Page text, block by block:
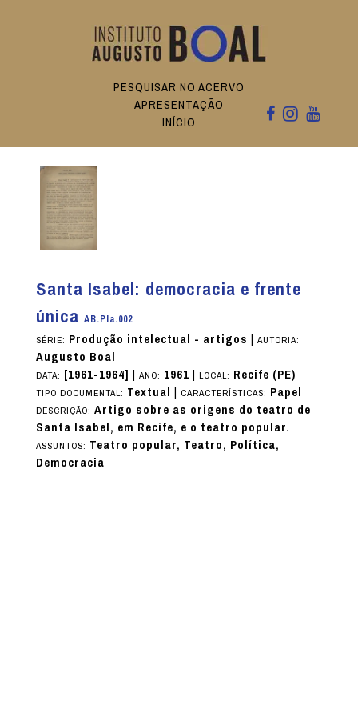
PESQUISAR NO ACERVO
APRESENTAÇÃO
INÍCIO
Santa Isabel: democracia e frente
única AB.PIa.002
SÉRIE: Produção intelectual - artigos | AUTORIA:
Augusto Boal
DATA: [1961-1964] | ANO: 1961| LOCAL: Recife (PE)
TIPO DOCUMENTAL: Textual | CARACTERÍSTICAS: Papel
DESCRIÇÃO: Artigo sobre as origens do teatro de
Santa Isabel, em Recife, e o teatro popular.
ASSUNTOS: Teatro popular, Teatro, Política,
Democracia